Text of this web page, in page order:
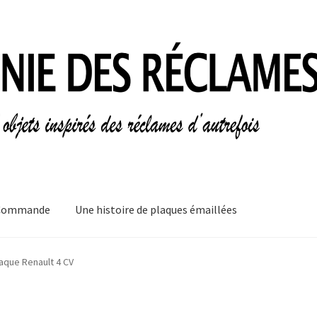
Une histoire de plaques émaillées
Informations légales
Renault 4 CV